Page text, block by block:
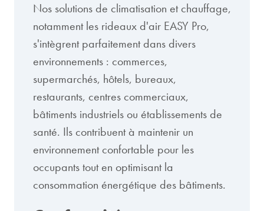
Nos solutions de climatisation et chauffage,
notamment les rideaux d'air EASY Pro,
s'intègrent parfaitement dans divers
environnements : commerces,
supermarchés, hôtels, bureaux,
restaurants, centres commerciaux,
bâtiments industriels ou établissements de
santé. Ils contribuent à maintenir un
environnement confortable pour les
occupants tout en optimisant la
consommation énergétique des bâtiments.